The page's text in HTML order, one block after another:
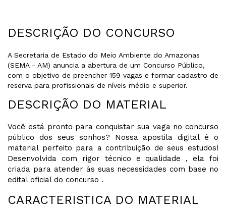
DESCRIÇÃO DO CONCURSO
A Secretaria de Estado do Meio Ambiente do Amazonas
(SEMA - AM) anuncia a abertura de um Concurso Público,
com o objetivo de preencher 159 vagas e formar cadastro de
reserva para profissionais de níveis médio e superior.
DESCRIÇÃO DO MATERIAL
Você está pronto para conquistar sua vaga no concurso
público dos seus sonhos? Nossa apostila digital é o
material perfeito para a contribuição de seus estudos!
Desenvolvida com rigor técnico e qualidade , ela foi
criada para atender às suas necessidades com base no
edital oficial do concurso .
CARACTERISTICA DO MATERIAL